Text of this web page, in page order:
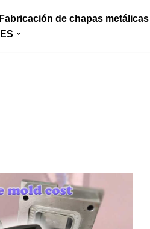
Fabricación de chapas metálicas
ES